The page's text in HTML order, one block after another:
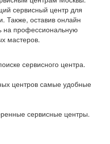
сервисный центр для
Также, оставив онлайн
на профессиональную
мастеров.
сервисного центра.
центров самые удобные
сервисные центры.